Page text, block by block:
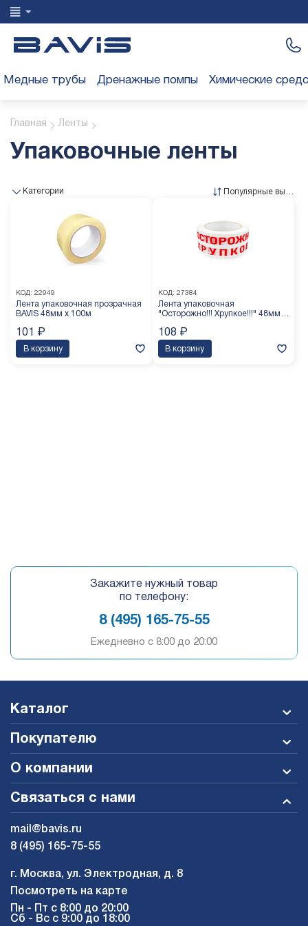
Медные трубы Дренажные помпы Химические
Упаковочные ленты
Главная Ленты
Категории Популярные выше
КОД: 22949
Лента упаковочная прозрачная
BAVIS 48мм х 100м
101 ₽
В корзину
КОД: 27384
Лента упаковочная
"Осторожно!!! Хрупкое!!!" 48мм х
108 ₽
В корзину
Закажите нужный товар
по телефону:
8 (495) 165-75-55
Ежедневно c 8:00 до 20:00
Каталог
Покупателю
О компании
Связаться с нами
mail@bavis.ru
8 (495) 165-75-55
г. Москва, ул. Электродная, д. 8
Посмотреть на карте
Пн - Пт с 8:00 до 20:00
Сб - Вс с 9:00 до 18:00